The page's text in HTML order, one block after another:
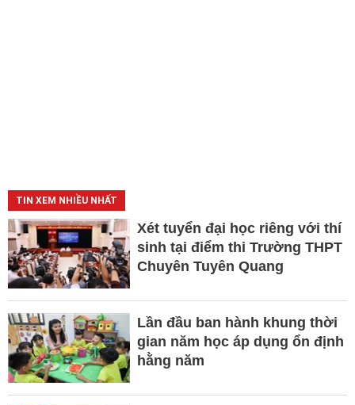
TIN XEM NHIỀU NHẤT
Xét tuyển đại học riêng với thí
sinh tại điểm thi Trường THPT
Chuyên Tuyên Quang
Lần đầu ban hành khung thời
gian năm học áp dụng ổn định
hằng năm